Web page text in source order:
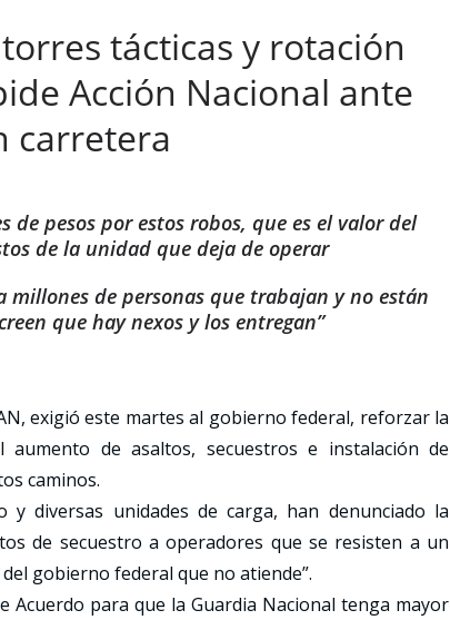
tácticas y rotación
Acción Nacional ante
carretera
pesos por estos robos, que es el valor del
de la unidad que deja de operar
millones de personas que trabajan y no están
que hay nexos y los entregan”
exigió este martes al gobierno federal, reforzar la
de asaltos, secuestros e instalación de
caminos.
y diversas unidades de carga, han denunciado la
de secuestro a operadores que se resisten a un
gobierno federal que no atiende”.
Acuerdo para que la Guardia Nacional tenga mayor